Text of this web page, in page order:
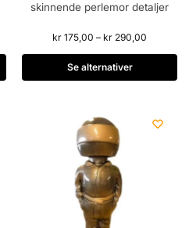
skinnende perlemor detaljer
kr 175,00 – kr 290,00
Se alternativer